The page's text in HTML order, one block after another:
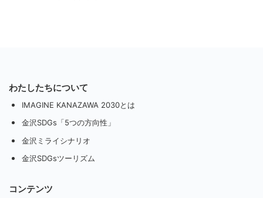
わたしたちについて
IMAGINE KANAZAWA 2030とは
金沢SDGs「5つの方向性」
金沢ミライシナリオ
金沢SDGsツーリズム
コンテンツ